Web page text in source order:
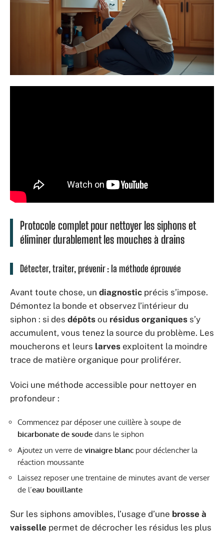
Protocole complet pour nettoyer les siphons et
éliminer durablement les mouches à drains
Détecter, traiter, prévenir : la méthode éprouvée
Avant toute chose, un diagnostic précis s’impose.
Démontez la bonde et observez l’intérieur du
siphon : si des dépôts ou résidus organiques s’y
accumulent, vous tenez la source du problème. Les
moucherons et leurs larves exploitent la moindre
trace de matière organique pour proliférer.
Voici une méthode accessible pour nettoyer en
profondeur :
Commencez par déposer une cuillère à soupe de
bicarbonate de soude dans le siphon
Ajoutez un verre de vinaigre blanc pour déclencher la
réaction moussante
Laissez reposer une trentaine de minutes avant de verser
de l’eau bouillante
Sur les siphons amovibles, l’usage d’une brosse à
vaisselle permet de décrocher les résidus les plus